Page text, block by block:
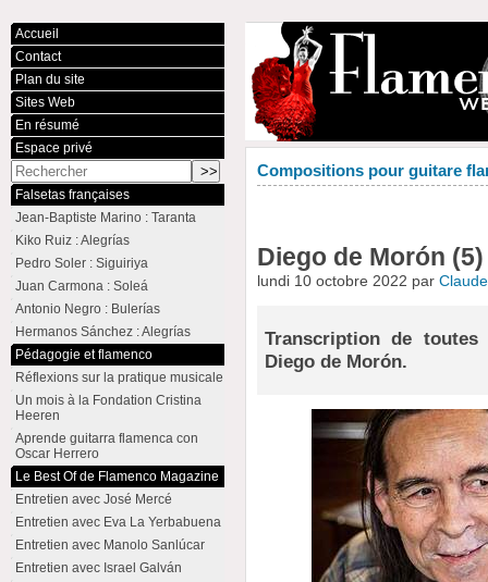
Compositions pour guitare
Diego de Morón
lundi 10 octobre 2022 par
Transcription de
Diego de Morón.
Accueil
Contact
Plan du site
Sites Web
En résumé
Espace privé
Falsetas françaises
Jean-Baptiste Marino : Taranta
Kiko Ruiz : Alegrías
Pedro Soler : Siguiriya
Juan Carmona : Soleá
Antonio Negro : Bulerías
Hermanos Sánchez : Alegrías
Pédagogie et flamenco
Réflexions sur la pratique musicale
Un mois à la Fondation Cristina
Heeren
Aprende guitarra flamenca con
Oscar Herrero
Le Best Of de Flamenco Magazine
Entretien avec José Mercé
Entretien avec Eva La Yerbabuena
Entretien avec Manolo Sanlúcar
Entretien avec Israel Galván